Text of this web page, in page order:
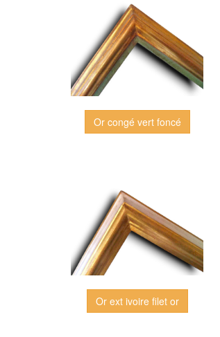
Or congé vert foncé
Or ext ivoire filet or